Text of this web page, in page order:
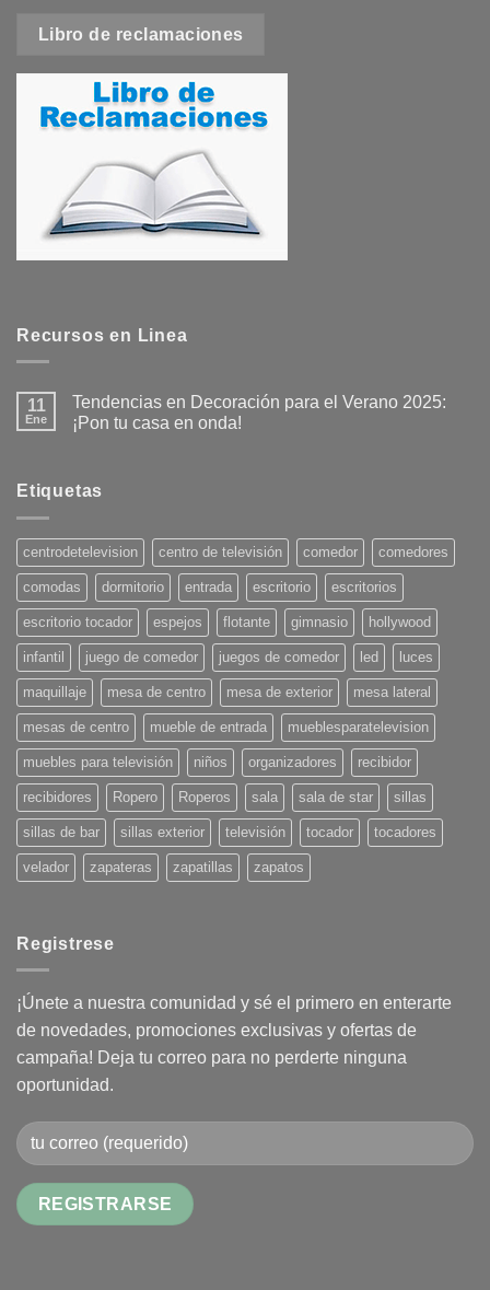
Libro de reclamaciones
Recursos en Linea
11
Ene
Tendencias en Decoración para el Verano 2025:
¡Pon tu casa en onda!
en
Tendencias
para
el
Verano
2025:
¡Pon
tu
casa
en
onda!
Etiquetas
centrodetelevision centro de televisión comedor comedores
comodas dormitorio entrada escritorio escritorios
escritorio tocador espejos flotante gimnasio hollywood
infantil juego de comedor juegos de comedor led luces
maquillaje mesa de centro mesa de exterior mesa lateral
mesas de centro mueble de entrada mueblesparatelevision
muebles para televisión niños organizadores recibidor
recibidores Ropero Roperos sala sala de star sillas
sillas de bar sillas exterior televisión tocador tocadores
velador zapateras zapatillas zapatos
Registrese
¡Únete a nuestra comunidad y sé el primero en enterarte
de novedades, promociones exclusivas y ofertas de
campaña! Deja tu correo para no perderte ninguna
oportunidad.